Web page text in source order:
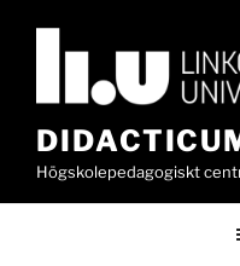
Högskolepedagogiskt